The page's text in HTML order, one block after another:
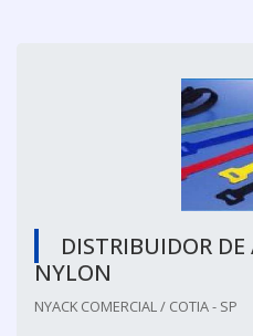
DISTRIBUIDOR DE
NYLON
NYACK COMERCIAL / COTIA - SP